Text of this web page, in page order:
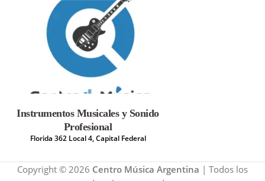
Instrumentos Musicales y Sonido
Profesional
Florida 362 Local 4, Capital Federal
Copyright © 2026 Centro Música Argentina | Todos los